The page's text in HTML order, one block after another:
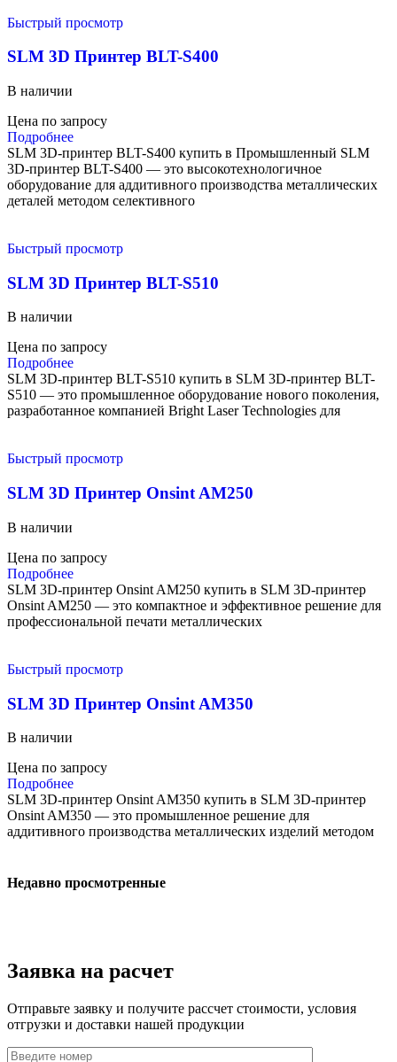
Быстрый просмотр
SLM 3D Принтер BLT-S400
В наличии
Цена по запросу
Подробнее
SLM 3D-принтер BLT-S400 купить в Промышленный SLM
3D-принтер BLT-S400 — это высокотехнологичное
оборудование для аддитивного производства металлических
деталей методом селективного
Быстрый просмотр
SLM 3D Принтер BLT-S510
В наличии
Цена по запросу
Подробнее
SLM 3D-принтер BLT-S510 купить в SLM 3D-принтер BLT-
S510 — это промышленное оборудование нового поколения,
разработанное компанией Bright Laser Technologies для
Быстрый просмотр
SLM 3D Принтер Onsint AM250
В наличии
Цена по запросу
Подробнее
SLM 3D-принтер Onsint AM250 купить в SLM 3D-принтер
Onsint AM250 — это компактное и эффективное решение для
профессиональной печати металлических
Быстрый просмотр
SLM 3D Принтер Onsint AM350
В наличии
Цена по запросу
Подробнее
SLM 3D-принтер Onsint AM350 купить в SLM 3D-принтер
Onsint AM350 — это промышленное решение для
аддитивного производства металлических изделий методом
Недавно просмотренные
Заявка на расчет
Отправьте заявку и получите рассчет стоимости, условия
отгрузки и доставки нашей продукции